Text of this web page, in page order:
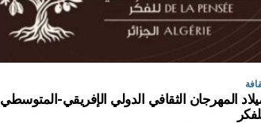
المهرجان الثقافي الدولي الإفريقي-المتوسطي